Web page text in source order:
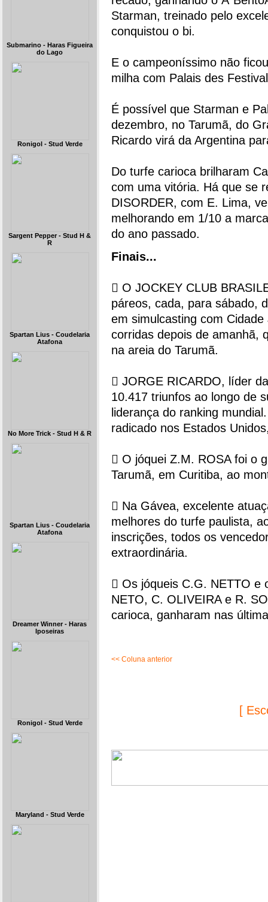
Submarino - Haras Figueira
do Lago
Ronigol - Stud Verde
Sargent Pepper - Stud H &
R
Spartan Lius - Coudelaria
Atafona
No More Trick - Stud H & R
Spartan Lius - Coudelaria
Atafona
Dreamer Winner - Haras
Iposeiras
Ronigol - Stud Verde
Maryland - Stud Verde
Starman, treinado pelo
conquistou o bi.
E o campeoníssimo não
milha com Palais des
É possível que Starman e
dezembro, no Tarumã, do
Ricardo virá da Argentina
Do turfe carioca brilharam
com uma vitória. Há que se
DISORDER, com E. Lima,
melhorando em 1/10 a
do ano passado.
Finais...
 O JOCKEY CLUB
páreos, cada, para sábado,
em simulcasting com
corridas depois de amanhã,
na areia do Tarumã.
 JORGE RICARDO, líder
10.417 triunfos ao longo de
liderança do ranking
radicado nos Estados
 O jóquei Z.M. ROSA foi o
Tarumã, em Curitiba, ao
 Na Gávea, excelente
melhores do turfe paulista,
inscrições, todos os
extraordinária.
 Os jóqueis C.G. NETTO e
NETO, C. OLIVEIRA e R.
carioca, ganharam nas
<< Coluna anterior
[